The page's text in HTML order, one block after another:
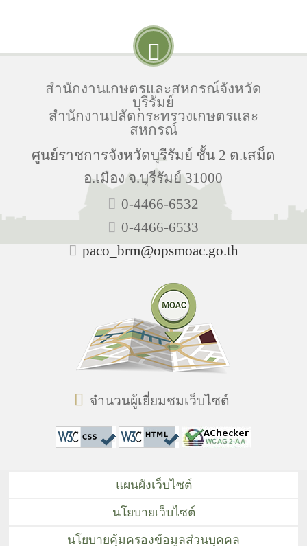
สำนักงานเกษตรและสหกรณ์จังหวัด
บุรีรัมย์
สำนักงานปลัดกระทรวงเกษตรและ
สหกรณ์
ศูนย์ราชการจังหวัดบุรีรัมย์ ชั้น 2 ต.เสม็ด
อ.เมือง จ.บุรีรัมย์ 31000
0-4466-6532
0-4466-6533
paco_brm@opsmoac.go.th
จำนวนผู้เยี่ยมชมเว็บไซต์
แผนผังเว็บไซต์
นโยบายเว็บไซต์
นโยบายคุ้มครองข้อมูลส่วนบุคคล